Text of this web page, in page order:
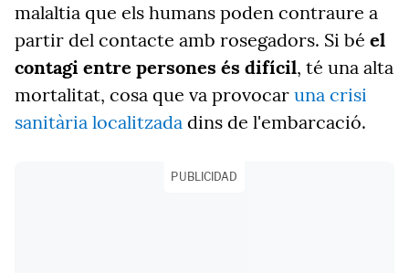
malaltia que els humans poden contraure a
partir del contacte amb rosegadors. Si bé el
contagi entre persones és difícil, té una alta
mortalitat, cosa que va provocar una crisi
sanitària localitzada dins de l'embarcació.
PUBLICIDAD